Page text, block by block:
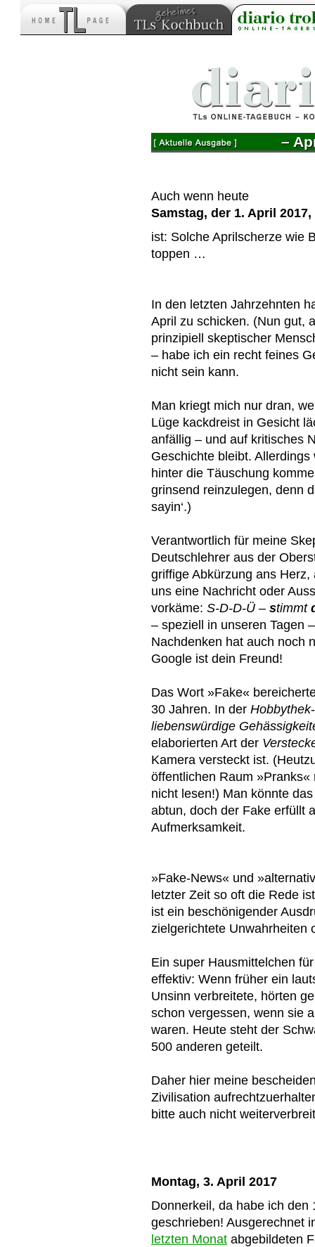
–
Auch wenn heute
Samstag, der 1. April 2017,
ist: Solche Aprilscherze wie
toppen …
In den letzten Jahrzehnten
April zu schicken. (Nun gut,
prinzipiell skeptischer
– habe ich ein recht feines
nicht sein kann.
Man kriegt mich nur dran,
Lüge kackdreist in Gesicht
anfällig – und auf kritisches
Geschichte bleibt.
hinter die Täuschung
grinsend reinzulegen, denn
sayin‘.)
Verantwortlich für meine
Deutschlehrer aus der
griffige Abkürzung ans
uns eine Nachricht oder
vorkäme: S-D-D-Ü – stimmt
– speziell in unseren Tagen
Nachdenken hat auch noch
Google ist dein Freund!
Das Wort »Fake«
30 Jahren. In der Hobbythek
liebenswürdige
elaborierten Art der
Kamera versteckt ist.
öffentlichen Raum
nicht lesen!) Man könnte
abtun, doch der Fake erfüllt
Aufmerksamkeit.
»Fake-News« und
letzter Zeit so oft die Rede
ist ein beschönigender
zielgerichtete Unwahrheiten
Ein super Hausmittelchen
effektiv: Wenn früher ein
Unsinn verbreitete, hörten
schon vergessen, wenn sie
waren. Heute steht der
500 anderen geteilt.
Daher hier meine
Zivilisation
bitte auch nicht
Montag, 3. April 2017
Donnerkeil, da habe ich
geschrieben! Ausgerechnet
letzten Monat abgebildeten